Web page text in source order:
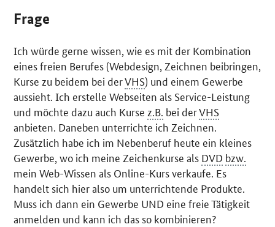
Frage
Ich würde gerne wissen, wie es mit der Kombination
eines freien Berufes (Webdesign, Zeichnen beibringen,
Kurse zu beidem bei derVHS) und einem Gewerbe
aussieht. Ich erstelle Webseiten als Service-Leistung
und möchte dazu auch Kurse z.B. bei derVHS
anbieten. Daneben unterrichte ich Zeichnen.
Zusätzlich habe ich im Nebenberuf heute ein kleines
Gewerbe, wo ich meine Zeichenkurse als DVD bzw.
meinWeb-Wissen als Online-Kurs verkaufe. Es
handelt sich hier also um unterrichtende Produkte.
Muss ich dann ein Gewerbe UND eine freie Tätigkeit
anmelden und kann ich das so kombinieren?